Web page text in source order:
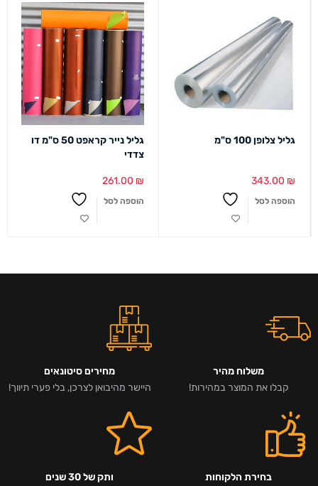
גליל צלופן 100 ס"מ
343.00 ₪
הוספה לסל
גליל נייר קראפט 50 ס"מ דו
צדדי
261.00 ₪
הוספה לסל
משלוח מהיר
קבלו את המוצר במהירות!
מחירים סיטונאים
היישר מהיבואן לצרכן, בלי פערי תיווך!
בחירת הלקוחות
ותק של 30 שנים